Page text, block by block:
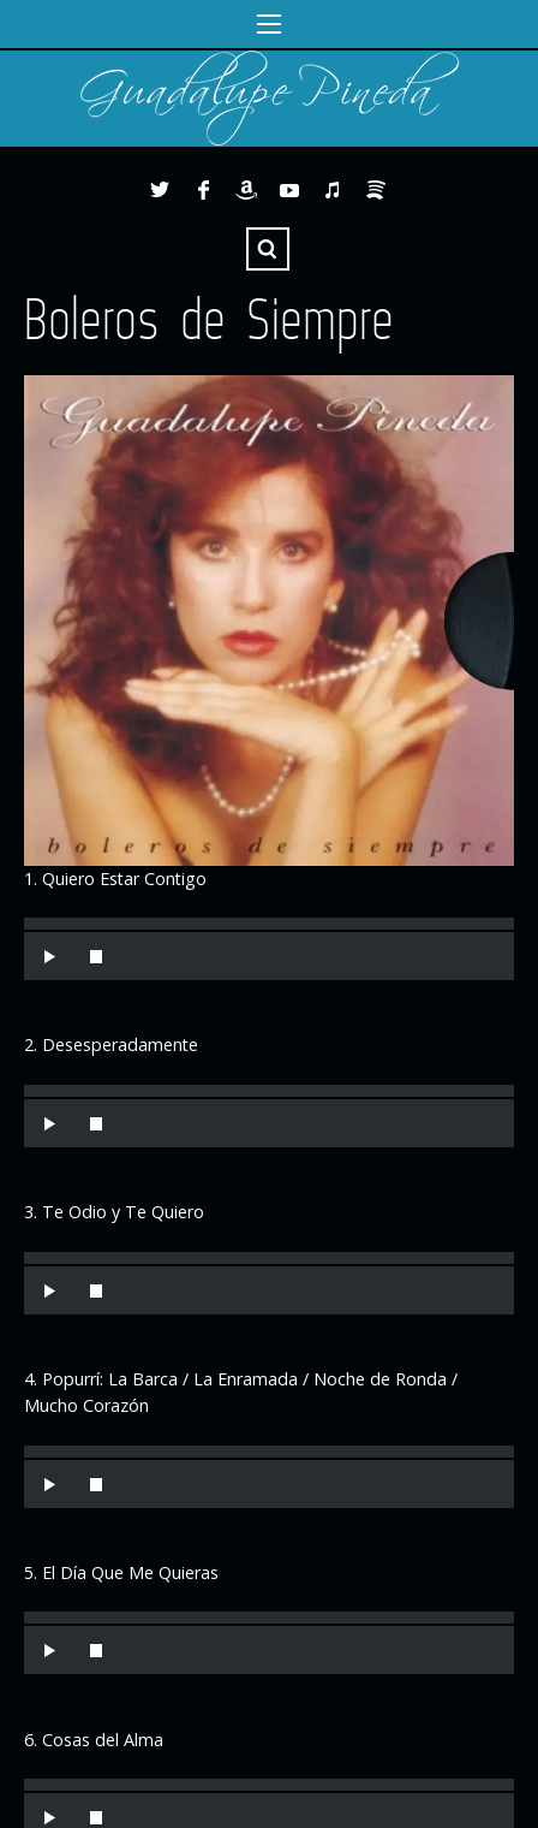
Boleros de Siempre
1. Quiero Estar Contigo
2. Desesperadamente
3. Te Odio y Te Quiero
4. Popurrí: La Barca / La Enramada / Noche de Ronda /
Mucho Corazón
5. El Día Que Me Quieras
6. Cosas del Alma